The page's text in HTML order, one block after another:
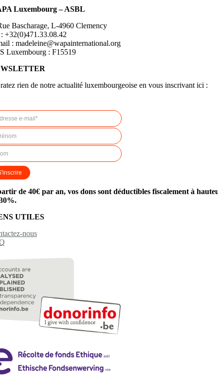
Luxembourg – ASBL
Bascharage, L-4960 Clemency
+32(0)471.33.08.42
: madeleine@wapainternational.org
Luxembourg : F15519
rien de notre actualité luxembourgeoise en vous inscrivant ici :
artir de 40€ par an, vos dons sont déductibles fiscalement à
UTILES
nous